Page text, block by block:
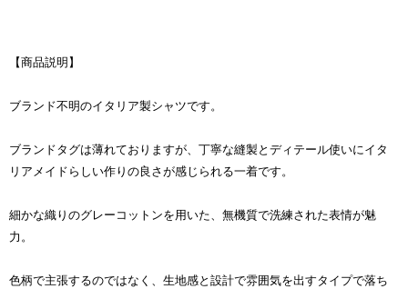
【商品説明】
ブランド不明のイタリア製シャツです。
ブランドタグは薄れておりますが、丁寧な縫製とディテール使いにイタ
リアメイドらしい作りの良さが感じられる一着です。
細かな織りのグレーコットンを用いた、無機質で洗練された表情が魅
力。
色柄で主張するのではなく、生地感と設計で雰囲気を出すタイプで落ち